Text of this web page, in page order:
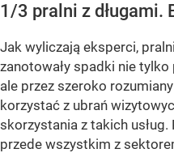
1/3 pralni z długami.
Jak wyliczają eksperci,
zanotowały spadki nie
ale przez szeroko
korzystać z ubrań
skorzystania z takich usług.
przede wszystkim z